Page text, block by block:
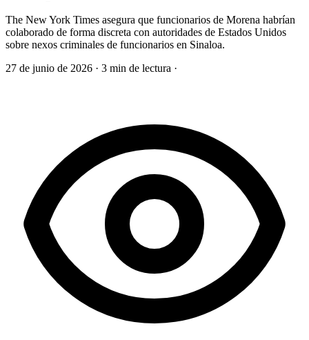
The New York Times asegura que funcionarios de Morena habrían
colaborado de forma discreta con autoridades de Estados Unidos
sobre nexos criminales de funcionarios en Sinaloa.
27 de junio de 2026 · 3 min de lectura ·